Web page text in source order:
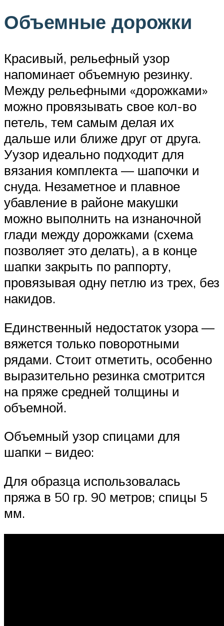
Объемные дорожки
Красивый, рельефный узор
напоминает объемную резинку.
Между рельефными «дорожками»
можно провязывать свое кол-во
петель, тем самым делая их
дальше или ближе друг от друга.
Уузор идеально подходит для
вязания комплекта — шапочки и
снуда. Незаметное и плавное
убавление в районе макушки
можно выполнить на изнаночной
глади между дорожками (схема
позволяет это делать), а в конце
шапки закрыть по раппорту,
провязывая одну петлю из трех, без
накидов.
Единственный недостаток узора —
вяжется только поворотными
рядами. Стоит отметить, особенно
выразительно резинка смотрится
на пряже средней толщины и
объемной.
Объемный узор спицами для
шапки – видео:
Для образца использовалась
пряжа в 50 гр. 90 метров; спицы 5
мм.